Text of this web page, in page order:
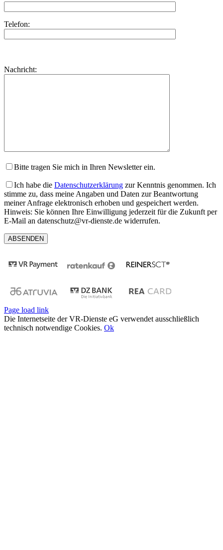
Telefon:
dieses
lasse
Nachricht:
Bitte tragen Sie mich in Ihren Newsletter ein.
Ich habe die Datenschutzerklärung zur Kenntnis genommen. Ich
stimme zu, dass meine Angaben und Daten zur Beantwortung
meiner Anfrage elektronisch erhoben und gespeichert werden.
Hinweis: Sie können Ihre Einwilligung jederzeit für die Zukunft per
E-Mail an datenschutz@vr-dienste.de widerrufen.
Page load link
Die Internetseite der VR-Dienste eG verwendet ausschließlich
technisch notwendige Cookies. Ok